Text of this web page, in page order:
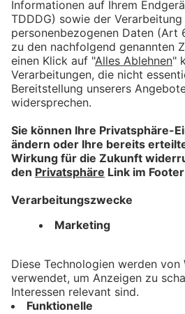
Für Anbieter
Mitmachen lohnt sich!
Machen Sie mit tollen Angeboten
Hier mehr erfahren.
Information
Datenschutz
Nützliches